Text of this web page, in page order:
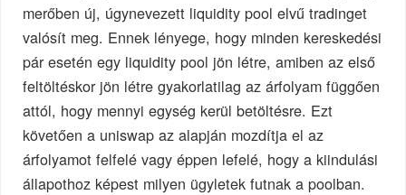
merőben új, úgynevezett liquidity pool elvű tradinget
valósít meg. Ennek lényege, hogy minden kereskedési
pár esetén egy liquidity pool jön létre, amiben az első
feltöltéskor jön létre gyakorlatilag az árfolyam függően
attól, hogy mennyi egység kerül betöltésre. Ezt
követően a uniswap az alapján mozdítja el az
árfolyamot felfelé vagy éppen lefelé, hogy a kiindulási
állapothoz képest milyen ügyletek futnak a poolban.